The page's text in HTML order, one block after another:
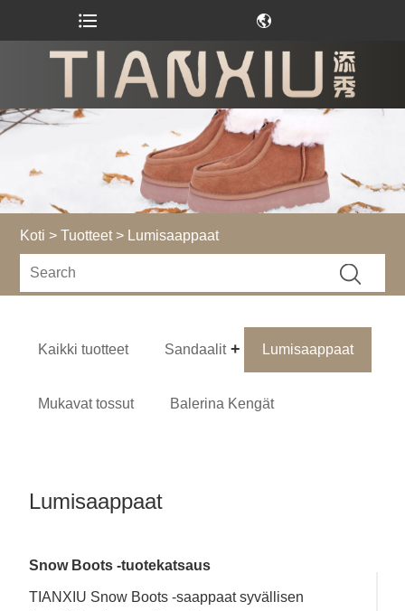
Koti > Tuotteet> Lumisaappaat
Kaikki tuotteet Sandaalit Lumisaappaat
Mukavat tossut Balerina Kengät
Lumisaappaat
Snow Boots -tuotekatsaus
TIANXIU Snow Boots -saappaat syvällisen